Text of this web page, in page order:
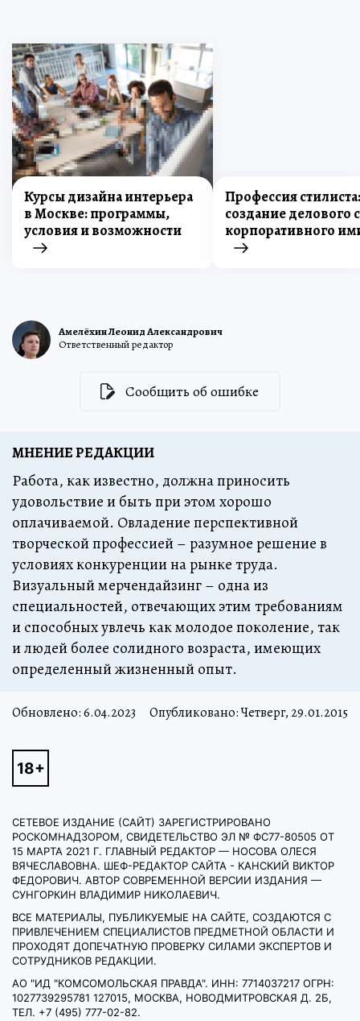
Курсы дизайна интерьера
в Москве: программы,
условия и возможности
Профессия стилиста:
создание делового
корпоративного
Амелёхин Леонид Александрович
Ответственный редактор
Сообщить об ошибке
МНЕНИЕ РЕДАКЦИИ
Работа, как известно, должна приносить
удовольствие и быть при этом хорошо
оплачиваемой. Овладение перспективной
творческой профессией – разумное решение в
условиях конкуренции на рынке труда.
Визуальный мерчендайзинг – одна из
специальностей, отвечающих этим требованиям
и способных увлечь как молодое поколение, так
и людей более солидного возраста, имеющих
определенный жизненный опыт.
Обновлено:6.04.2023 Опубликовано: Четверг, 29.01.2015
СЕТЕВОЕ ИЗДАНИЕ (САЙТ) ЗАРЕГИСТРИРОВАНО
РОСКОМНАДЗОРОМ, СВИДЕТЕЛЬСТВО ЭЛ № ФС77-80505 ОТ
15 МАРТА 2021 Г. ГЛАВНЫЙ РЕДАКТОР — НОСОВА ОЛЕСЯ
ВЯЧЕСЛАВОВНА. ШЕФ-РЕДАКТОР САЙТА - КАНСКИЙ ВИКТОР
ФЕДОРОВИЧ. АВТОР СОВРЕМЕННОЙ ВЕРСИИ ИЗДАНИЯ —
СУНГОРКИН ВЛАДИМИР НИКОЛАЕВИЧ.
ВСЕ МАТЕРИАЛЫ, ПУБЛИКУЕМЫЕ НА САЙТЕ, СОЗДАЮТСЯ С
ПРИВЛЕЧЕНИЕМ СПЕЦИАЛИСТОВ ПРЕДМЕТНОЙ ОБЛАСТИ И
ПРОХОДЯТ ДОПЕЧАТНУЮ ПРОВЕРКУ СИЛАМИ ЭКСПЕРТОВ И
СОТРУДНИКОВ РЕДАКЦИИ.
АО "ИД "КОМСОМОЛЬСКАЯ ПРАВДА". ИНН: 7714037217 ОГРН:
1027739295781 127015, МОСКВА, НОВОДМИТРОВСКАЯ Д. 2Б,
ТЕЛ. +7 (495) 777-02-82.